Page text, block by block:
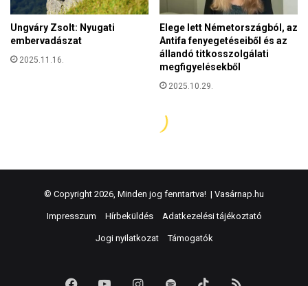
© Copyright 2026, Minden jog fenntartva! | Vasárnap.hu
Impresszum Hírbeküldés Adatkezelési tájékoztató
Jogi nyilatkozat Támogatók